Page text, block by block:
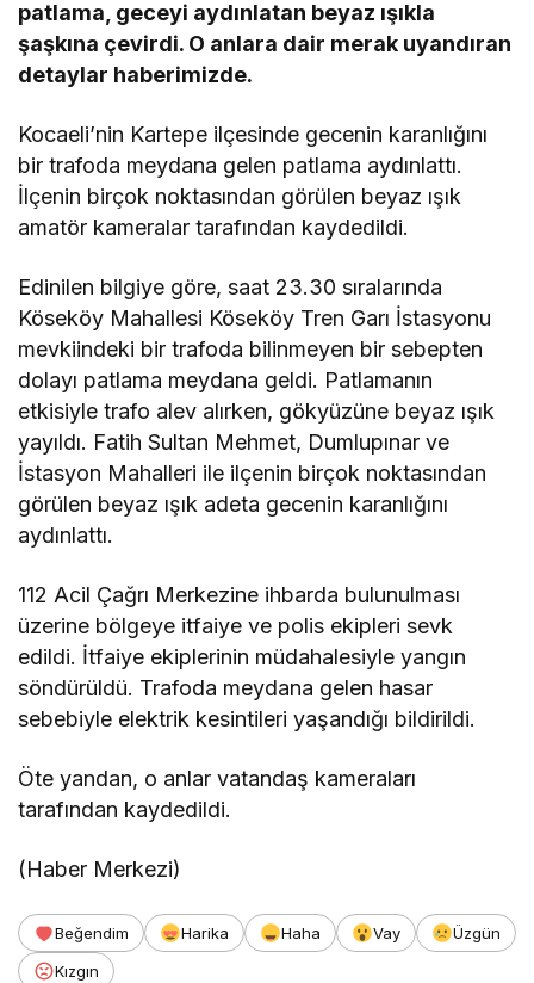
patlama, geceyi aydınlatan beyaz ışıkla
şaşkına çevirdi. O anlara dair merak uyandıran
detaylar haberimizde.
Kocaeli’nin Kartepe ilçesinde gecenin karanlığını
bir trafoda meydana gelen patlama aydınlattı.
İlçenin birçok noktasından görülen beyaz ışık
amatör kameralar tarafından kaydedildi.
Edinilen bilgiye göre, saat 23.30 sıralarında
Köseköy Mahallesi Köseköy Tren Garı İstasyonu
mevkiindeki bir trafoda bilinmeyen bir sebepten
dolayı patlama meydana geldi. Patlamanın
etkisiyle trafo alev alırken, gökyüzüne beyaz ışık
yayıldı. Fatih Sultan Mehmet, Dumlupınar ve
İstasyon Mahalleri ile ilçenin birçok noktasından
görülen beyaz ışık adeta gecenin karanlığını
aydınlattı.
112 Acil Çağrı Merkezine ihbarda bulunulması
üzerine bölgeye itfaiye ve polis ekipleri sevk
edildi. İtfaiye ekiplerinin müdahalesiyle yangın
söndürüldü. Trafoda meydana gelen hasar
sebebiyle elektrik kesintileri yaşandığı bildirildi.
Öte yandan, o anlar vatandaş kameraları
tarafından kaydedildi.
(Haber Merkezi)
Beğendim Harika Haha Vay
Üzgün
Kızgın